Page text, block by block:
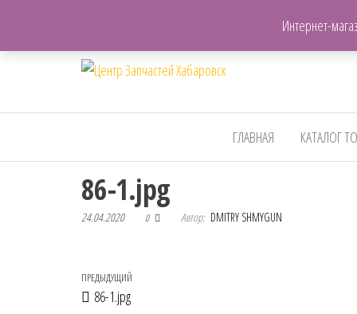
Хабаровск
ГЛАВНАЯ КАТАЛОГ
86-1.jpg
24.04.2020 0 Автор: DMITRY SHMYGUN
Навигация по записям
Предыдущая запись
ПРЕДЫДУЩИЙ
86-1.jpg
Интернет-